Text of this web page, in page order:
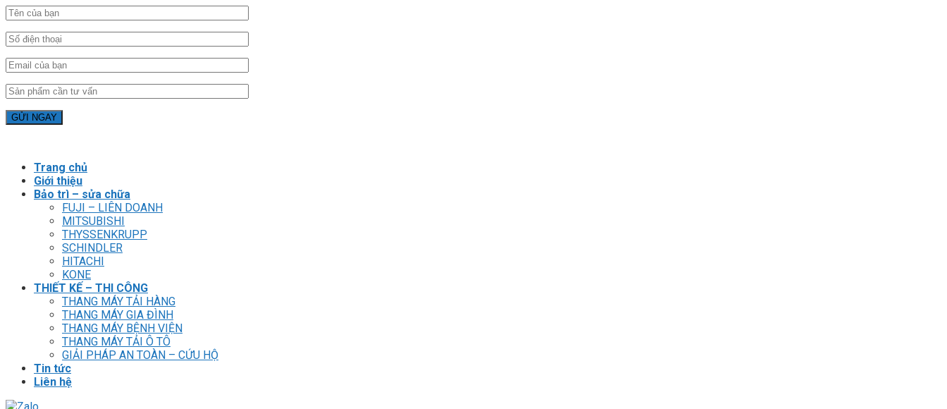
Trang chủ
Giới thiệu
Bảo trì – sửa chữa
FUJI – LIÊN DOANH
MITSUBISHI
THYSSENKRUPP
SCHINDLER
HITACHI
KONE
THIẾT KẾ – THI CÔNG
THANG MÁY TẢI HÀNG
THANG MÁY GIA ĐÌNH
THANG MÁY BỆNH VIỆN
THANG MÁY TẢI Ô TÔ
GIẢI PHÁP AN TOÀN – CỨU HỘ
Tin tức
Liên hệ